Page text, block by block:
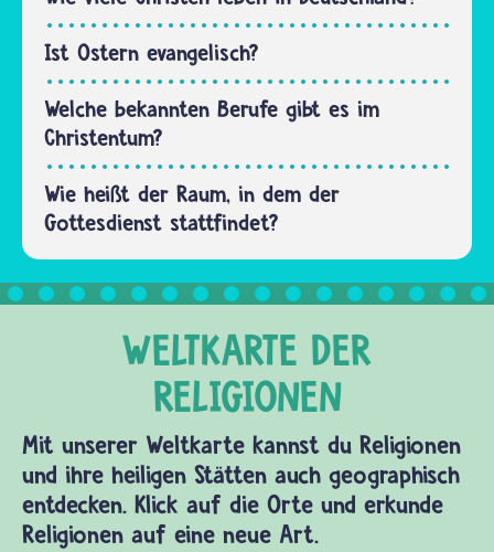
katholische
Kirche
glauben…
Ist Ostern evangelisch?
Welche bekannten Berufe gibt es im
Christentum?
Wie heißt der Raum, in dem der
Gottesdienst stattfindet?
Mit unserer Weltkarte kannst du Religionen
und ihre heiligen Stätten auch geographisch
entdecken. Klick auf die Orte und erkunde
Religionen auf eine neue Art.